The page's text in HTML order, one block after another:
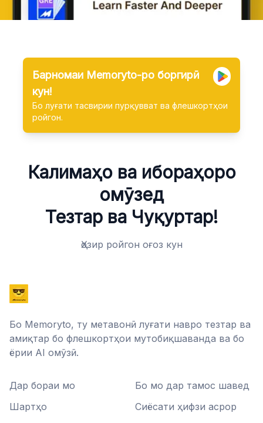
Барномаи Memoryto-ро боргирӣ
кун!
Бо луғати тасвирии пурқувват ва флешкортҳои
ройгон.
Калимаҳо ва ибораҳоро
омӯзед
Тезтар ва Чуқуртар!
Ҳозир ройгон оғоз кун
Бо Memoryto, ту метавонӣ луғати навро тезтар ва
амиқтар бо флешкортҳои мутобиқшаванда ва бо
ёрии AI омӯзӣ.
Дар бораи мо
Бо мо дар тамос шавед
Шартҳо
Сиёсати ҳифзи асрор